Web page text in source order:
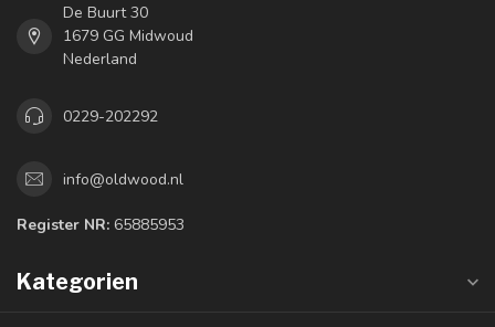
De Buurt 30
1679 GG Midwoud
Nederland
0229-202292
info@oldwood.nl
Register NR: 65885953
Kategorien